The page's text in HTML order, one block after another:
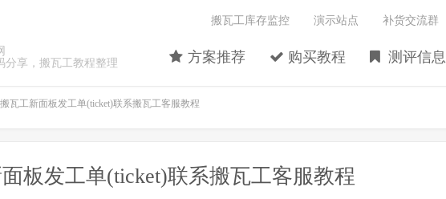
分享，搬瓦工教程整理
方案推荐 购买教程 测评信息
搬瓦工库存监控 演示站点 补货交流群
搬瓦工新面板发工单(ticket)联系搬瓦工客服教程
板发工单(ticket)联系搬瓦工客服教程